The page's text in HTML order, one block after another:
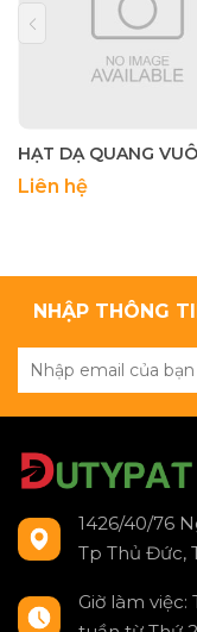
HẠT DẠ QUANG
Liên hệ
NHẬP THÔNG
1426/40/76
Tp Thủ Đức,
Giờ làm